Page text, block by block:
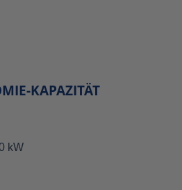
KAPAZITÄT
kW